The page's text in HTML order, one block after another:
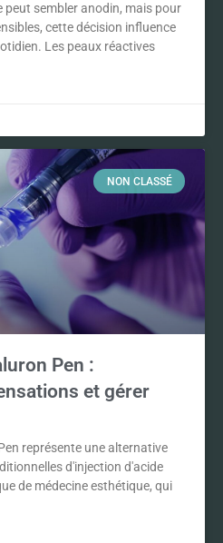
peut sembler anodin, mais pour
cette décision influence
Les peaux réactives
NON CLASSÉ
Pen :
et gérer
représente une alternative
d'injection d'acide
de médecine esthétique, qui